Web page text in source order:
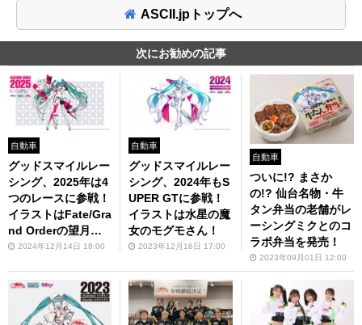
ASCII.jpトップへ
次にお勧めの記事
自動車
グッドスマイルレー
シング、2025年は4
つのレースに参戦！
イラストはFate/Gra
nd Orderの望月け
いさん
2024年12月14日 18:00
自動車
グッドスマイルレー
シング、2024年もS
UPER GTに参戦！
イラストは水星の魔
女のモグモさん！
2023年12月16日 17:00
自動車
ついに!? まさか
の!? 仙台名物・牛
タン弁当の老舗がレ
ーシングミクとのコ
ラボ弁当を発売！
2023年09月01日 12:00